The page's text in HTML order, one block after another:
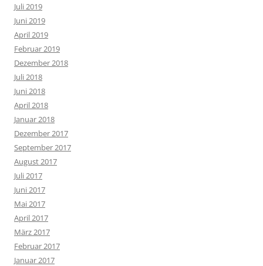
Juli 2019
Juni 2019
April 2019
Februar 2019
Dezember 2018
Juli 2018
Juni 2018
April 2018
Januar 2018
Dezember 2017
September 2017
August 2017
Juli 2017
Juni 2017
Mai 2017
April 2017
März 2017
Februar 2017
Januar 2017